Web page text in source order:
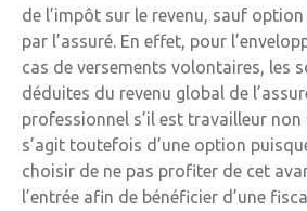
de l’impôt sur le revenu, sauf
par l’assuré. En effet, pour
cas de versements volontaires, les
déduites du revenu global de
professionnel s’il est travailleur non
s’agit toutefois d’une option
choisir de ne pas profiter de cet
l’entrée afin de bénéficier d’une